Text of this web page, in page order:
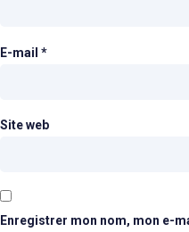
E-mail *
Site web
Enregistrer mon nom, mon e-